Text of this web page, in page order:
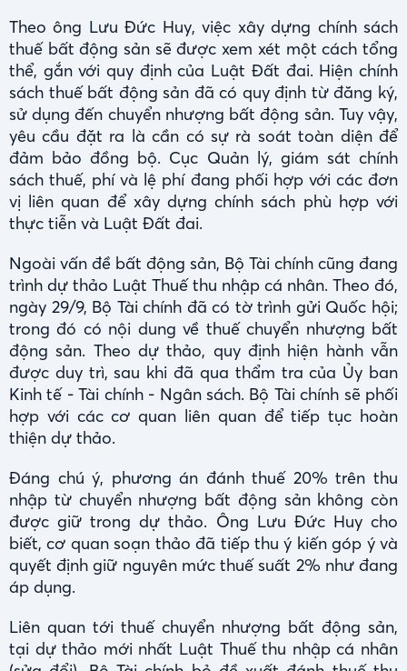
Theo ông Lưu Đức Huy, việc xây dựng chính sách
thuế bất động sản sẽ được xem xét một cách tổng
thể, gắn với quy định của Luật Đất đai. Hiện chính
sách thuế bất động sản đã có quy định từ đăng ký,
sử dụng đến chuyển nhượng bất động sản. Tuy vậy,
yêu cầu đặt ra là cần có sự rà soát toàn diện để
đảm bảo đồng bộ. Cục Quản lý, giám sát chính
sách thuế, phí và lệ phí đang phối hợp với các đơn
vị liên quan để xây dựng chính sách phù hợp với
thực tiễn và Luật Đất đai.
Ngoài vấn đề bất động sản, Bộ Tài chính cũng đang
trình dự thảo Luật Thuế thu nhập cá nhân. Theo đó,
ngày 29/9, Bộ Tài chính đã có tờ trình gửi Quốc hội;
trong đó có nội dung về thuế chuyển nhượng bất
động sản. Theo dự thảo, quy định hiện hành vẫn
được duy trì, sau khi đã qua thẩm tra của Ủy ban
Kinh tế - Tài chính - Ngân sách. Bộ Tài chính sẽ phối
hợp với các cơ quan liên quan để tiếp tục hoàn
thiện dự thảo.
Đáng chú ý, phương án đánh thuế 20% trên thu
nhập từ chuyển nhượng bất động sản không còn
được giữ trong dự thảo. Ông Lưu Đức Huy cho
biết, cơ quan soạn thảo đã tiếp thu ý kiến góp ý và
quyết định giữ nguyên mức thuế suất 2% như đang
áp dụng.
Liên quan tới thuế chuyển nhượng bất động sản,
tại dự thảo mới nhất Luật Thuế thu nhập cá nhân